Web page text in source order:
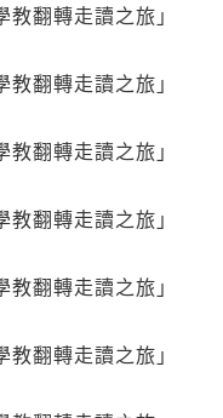
翻轉走讀之旅」
翻轉走讀之旅」
翻轉走讀之旅」
翻轉走讀之旅」
翻轉走讀之旅」
翻轉走讀之旅」